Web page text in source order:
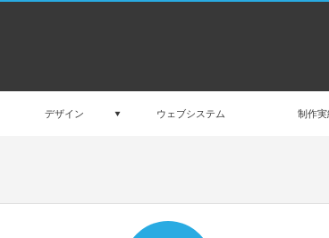
デザイン ウェブシステム 制作実